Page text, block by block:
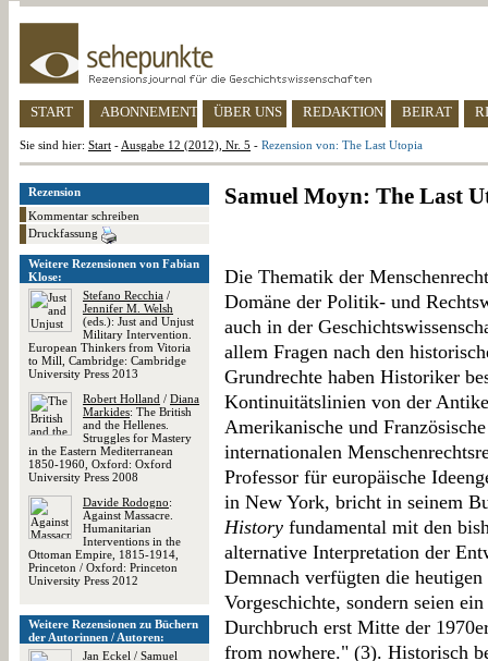
START ABONNEMENT ÜBER UNS REDAKTION BEIRAT
Sie sind hier: Start - Ausgabe 12 (2012), Nr. 5 - Rezension von: The Last Utopia
Rezension
Kommentar schreiben
Druckfassung
Weitere Rezensionen von Fabian
Klose:
Stefano Recchia /
Jennifer M. Welsh
(eds.): Just and Unjust
Military Intervention.
European Thinkers from Vitoria
to Mill, Cambridge: Cambridge
University Press 2013
Robert Holland / Diana
Markides: The British
and the Hellenes.
Struggles for Mastery
in the Eastern Mediterranean
1850-1960, Oxford: Oxford
University Press 2008
Davide Rodogno:
Against Massacre.
Humanitarian
Interventions in the
Ottoman Empire, 1815-1914,
Princeton / Oxford: Princeton
University Press 2012
Weitere Rezensionen zu Büchern
der Autorinnen / Autoren:
Jan Eckel / Samuel
Samuel Moyn: The Last
Die Thematik der
Domäne der Politik- und
auch in der
allem Fragen nach den
Grundrechte haben Historiker
Kontinuitätslinien von der
Amerikanische und
internationalen
Professor für europäische
in New York, bricht in seinem
History fundamental mit den
alternative Interpretation der
Demnach verfügten die
Vorgeschichte, sondern seien
Durchbruch erst Mitte der
from nowhere." (3). Historisch